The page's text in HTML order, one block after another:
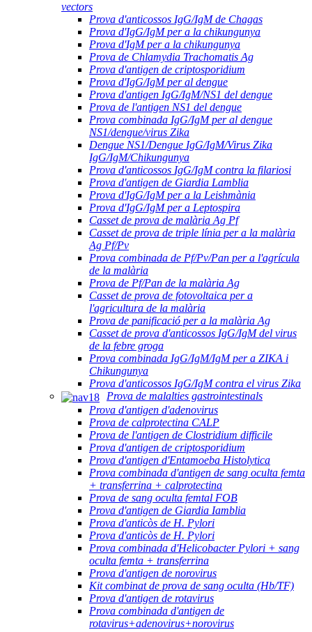
vectors
Prova d'anticossos IgG/IgM de Chagas
Prova d'IgG/IgM per a la chikungunya
Prova d'IgM per a la chikungunya
Prova de Chlamydia Trachomatis Ag
Prova d'antigen de criptosporidium
Prova d'IgG/IgM per al dengue
Prova d'antigen IgG/IgM/NS1 del dengue
Prova de l'antigen NS1 del dengue
Prova combinada IgG/IgM per al dengue
NS1/dengue/virus Zika
Dengue NS1/Dengue IgG/IgM/Virus Zika
IgG/IgM/Chikungunya
Prova d'anticossos IgG/IgM contra la filariosi
Prova d'antigen de Giardia Lamblia
Prova d'IgG/IgM per a la Leishmània
Prova d'IgG/IgM per a Leptospira
Casset de prova de malària Ag Pf
Casset de prova de triple línia per a la malària
Ag Pf/Pv
Prova combinada de Pf/Pv/Pan per a l'agrícula
de la malària
Prova de Pf/Pan de la malària Ag
Casset de prova de fotovoltaica per a
l'agricultura de la malària
Prova de panificació per a la malària Ag
Casset de prova d'anticossos IgG/IgM del virus
de la febre groga
Prova combinada IgG/IgM/IgM per a ZIKA i
Chikungunya
Prova d'anticossos IgG/IgM contra el virus Zika
Prova de malalties gastrointestinals
Prova d'antigen d'adenovirus
Prova de calprotectina CALP
Prova de l'antigen de Clostridium difficile
Prova d'antigen de criptosporidium
Prova d'antigen d'Entamoeba Histolytica
Prova combinada d'antigen de sang oculta femta
+ transferrina + calprotectina
Prova de sang oculta femtal FOB
Prova d'antigen de Giardia Iamblia
Prova d'anticòs de H. Pylori
Prova d'anticòs de H. Pylori
Prova combinada d'Helicobacter Pylori + sang
oculta femta + transferrina
Prova d'antigen de norovirus
Kit combinat de prova de sang oculta (Hb/TF)
Prova d'antigen de rotavirus
Prova combinada d'antigen de
rotavirus+adenovirus+norovirus